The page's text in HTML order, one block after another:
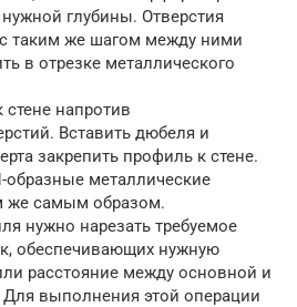
глубины. Отверстия
таким же шагом между ними
в отрезке металлического
напротив
Вставить дюбеля и
закрепить профиль к стене.
металлические
же самым образом.
нужно нарезать требуемое
обеспечивающих нужную
расстояние между основной и
Для выполнения этой операции